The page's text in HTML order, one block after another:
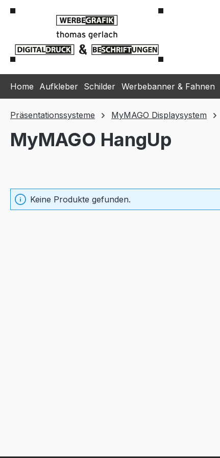
Hauptinhalt springen
Zur Suche springen
Zur Hauptnavigation springen
Home Aufkleber Schilder Werbebanner & Fahnen
Präsentationssysteme MyMAGO Displaysystem
MyMAGO HangUp
Keine Produkte gefunden.